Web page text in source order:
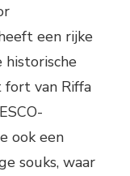
een rijke
historische
fort van Riffa
ook een
souks, waar